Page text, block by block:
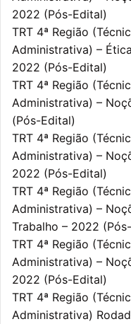
2022 (Pós-Edital)
TRT 4ª Região
Administrativa) –
2022 (Pós-Edital)
TRT 4ª Região
Administrativa) –
(Pós-Edital)
TRT 4ª Região
Administrativa) –
2022 (Pós-Edital)
TRT 4ª Região
Administrativa) –
Trabalho – 2022
TRT 4ª Região
Administrativa) –
2022 (Pós-Edital)
TRT 4ª Região
Administrativa)